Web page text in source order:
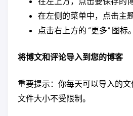
在左侧的菜单中，点击主
点击右上方的 “更多” 图标。
将博文和评论导入到您的博客
重要提示：你每天可以导入的
文件大小不受限制。